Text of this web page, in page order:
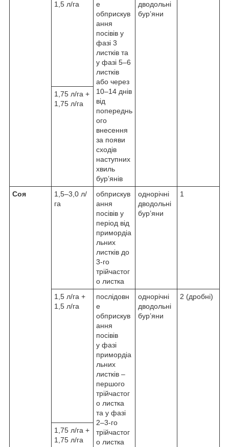
1,5 л/га
е
обприскув
ання
посівів у
фазі 3
листків та
у фазі 5–6
листків
або через
10–14 днів
від
попереднь
ого
внесення
за появи
сходів
наступних
хвиль
бур’янів
дводольні
бур’яни
1,75 л/га +
1,75 л/га
Соя
1,5–3,0 л/
га
обприскув
ання
посівів у
період від
примордіа
льних
листків до
3-го
трійчастог
о листка
однорічні
дводольні
бур’яни
1
1,5 л/га +
1,5 л/га
послідовн
е
обприскув
ання
посівів
у фазі
примордіа
льних
листків –
першого
трійчастог
о листка
та у фазі
2–3-го
трійчастог
о листка
однорічні
дводольні
бур’яни
2 (дробні)
1,75 л/га +
1,75 л/га